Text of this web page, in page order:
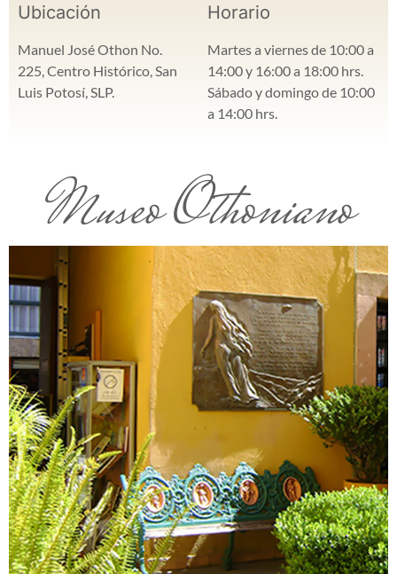
Ubicación
Manuel José Othon No.
225, Centro Histórico, San
Luis Potosí, SLP.
Horario
Martes a viernes de 10:00 a
14:00 y 16:00 a 18:00 hrs.
Sábado y domingo de 10:00
a 14:00 hrs.
Museo Othoniano